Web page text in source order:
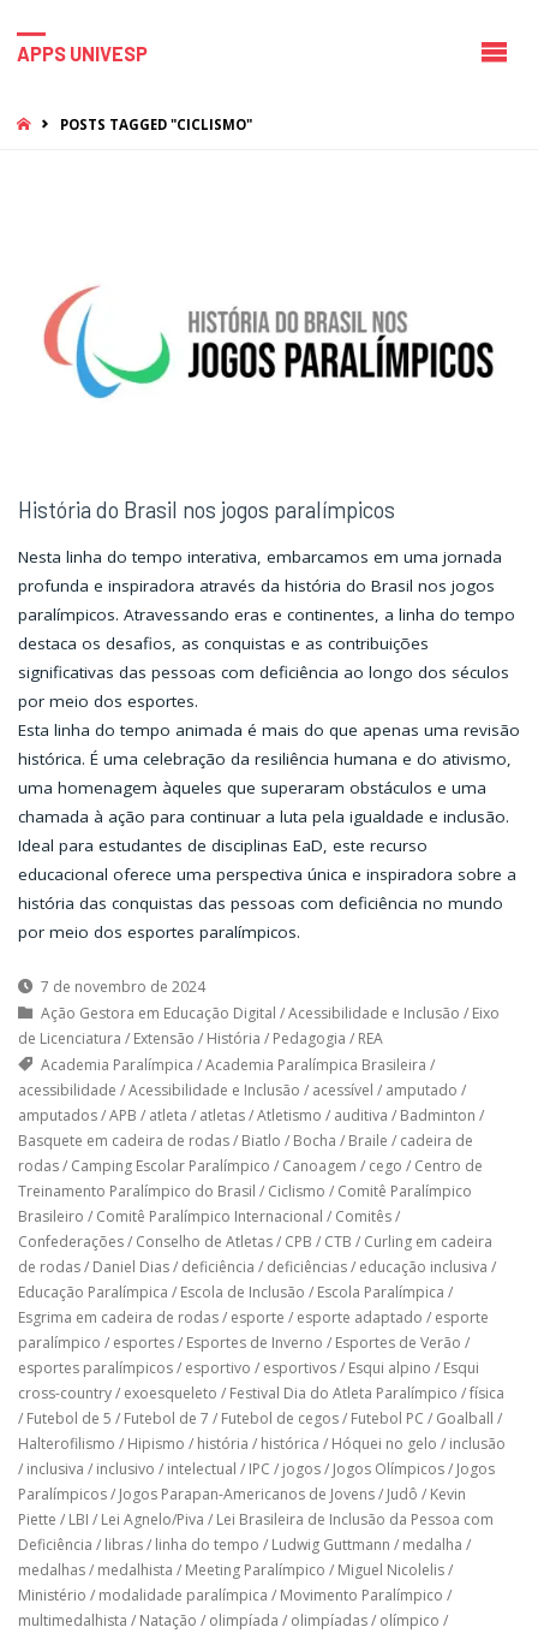
APPS UNIVESP
HOMEPOSTS TAGGED "CICLISMO"
História do Brasil nos jogos paralímpicos
Nesta linha do tempo interativa, embarcamos em uma jornada
profunda e inspiradora através da história do Brasil nos jogos
paralímpicos. Atravessando eras e continentes, a linha do tempo
destaca os desafios, as conquistas e as contribuições
significativas das pessoas com deficiência ao longo dos séculos
por meio dos esportes.
Esta linha do tempo animada é mais do que apenas uma revisão
histórica. É uma celebração da resiliência humana e do ativismo,
uma homenagem àqueles que superaram obstáculos e uma
chamada à ação para continuar a luta pela igualdade e inclusão.
Ideal para estudantes de disciplinas EaD, este recurso
educacional oferece uma perspectiva única e inspiradora sobre a
história das conquistas das pessoas com deficiência no mundo
por meio dos esportes paralímpicos.
7 de novembro de 2024
Ação Gestora em Educação Digital /Acessibilidade e Inclusão / Eixo
de Licenciatura / Extensão / História / Pedagogia / REA
Academia Paralímpica /Academia Paralímpica Brasileira /
acessibilidade /Acessibilidade e Inclusão / acessível / amputado /
amputados/APB / atleta / atletas/Atletismo / auditiva / Badminton /
Basquete em cadeira de rodas/ Biatlo / Bocha / Braile / cadeira de
rodas/ Camping Escolar Paralímpico / Canoagem / cego / Centro de
Treinamento Paralímpico do Brasil / Ciclismo / Comitê Paralímpico
Brasileiro / Comitê Paralímpico Internacional / Comitês/
Confederações/ Conselho de Atletas/ CPB / CTB / Curling em cadeira
de rodas/ Daniel Dias/ deficiência / deficiências/ educação inclusiva /
Educação Paralímpica / Escola de Inclusão / Escola Paralímpica /
Esgrima em cadeira de rodas/ esporte / esporte adaptado / esporte
paralímpico / esportes/ Esportes de Inverno / Esportes de Verão /
esportes paralímpicos/ esportivo / esportivos/ Esqui alpino / Esqui
cross-country/ exoesqueleto / Festival Dia do Atleta Paralímpico /física
/ Futebol de 5 / Futebol de 7 / Futebol de cegos/ Futebol PC / Goalball /
Halterofilismo / Hipismo / história / histórica / Hóquei no gelo / inclusão
/ inclusiva / inclusivo / intelectual / IPC / jogos/ Jogos Olímpicos/ Jogos
Paralímpicos/ Jogos Parapan-Americanos de Jovens/ Judô / Kevin
Piette / LBI / Lei Agnelo/Piva / Lei Brasileira de Inclusão da Pessoa com
Deficiência / libras/ linha do tempo / Ludwig Guttmann / medalha /
medalhas/ medalhista / Meeting Paralímpico / Miguel Nicolelis/
Ministério / modalidade paralímpica / Movimento Paralímpico /
multimedalhista / Natação / olimpíada / olimpíadas/ olímpico /